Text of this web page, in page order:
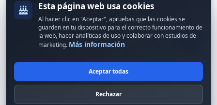
Recibe ofertas exclusivas y novedades.
© 2024 Erson Tecnología. Todos los derechos reservados.
Política de privacidad
Esta página web usa cookies
Al hacer clic en "Aceptar", apruebas que las cookies se
guarden en tu dispositivo para el correcto funcionamiento de
la web, hacer analíticas de uso y colaborar con estudios de
marketing. Más información
Aceptar todas
Rechazar